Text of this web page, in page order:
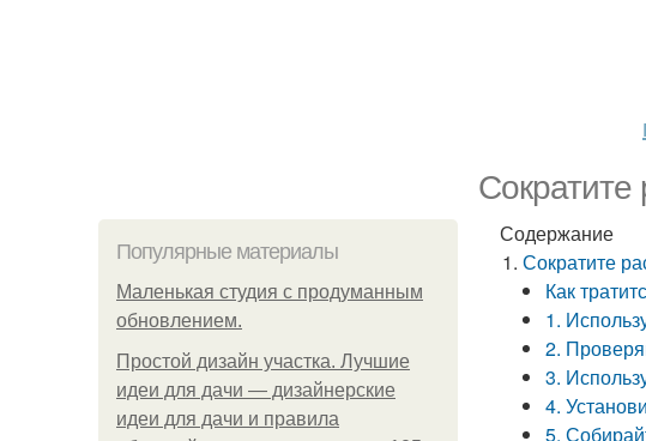
Популярные материалы
Маленькая студия с продуманным
обновлением.
Простой дизайн участка. Лучшие
идеи для дачи — дизайнерские
идеи для дачи и правила
Содержание
Сократите
Как
1.
2.
3.
4.
5.